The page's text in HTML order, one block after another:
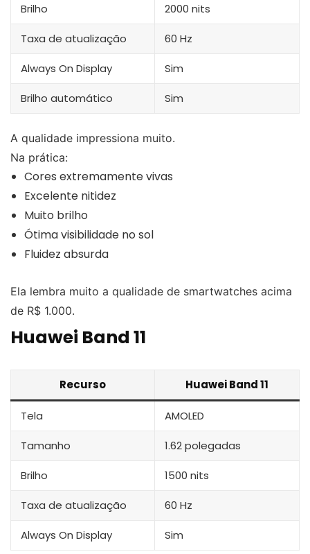
Brilho 2000 nits
Taxa de atualização 60 Hz
Always On Display Sim
Brilho automático Sim
A qualidade impressiona muito.
Na prática:
Cores extremamente vivas
Excelente nitidez
Muito brilho
Ótima visibilidade no sol
Fluidez absurda
Ela lembra muito a qualidade de smartwatches acima
de R$ 1.000.
Huawei Band 11
Recurso Huawei Band 11
Tela AMOLED
Tamanho 1.62 polegadas
Brilho 1500 nits
Taxa de atualização 60 Hz
Always On Display Sim